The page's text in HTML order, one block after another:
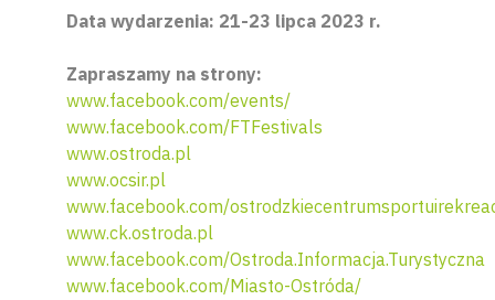
Data wydarzenia: 21-23 lipca 2023 r.
Zapraszamy na strony:
www.facebook.com/events/
www.facebook.com/FTFestivals
www.ostroda.pl
www.ocsir.pl
www.facebook.com/
www.ck.ostroda.pl
www.facebook.com/Ostroda.Informacja.Turystyczna
www.facebook.com/Miasto-Ostróda/